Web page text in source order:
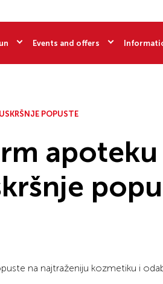
Events and offers
POPUSTE
apoteku
na najtraženiju kozmetiku i